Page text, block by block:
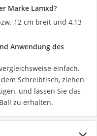
Marke Lamxd?
12 cm breit und 4,13
Anwendung des
einfach.
Schreibtisch, ziehen
und lassen Sie das
zu erhalten.